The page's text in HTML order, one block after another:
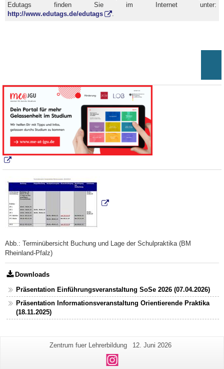
Edutags finden Sie im Internet unter:
http://www.edutags.de/edutags
Abb.: Terminübersicht Buchung und Lage der Schulpraktika (BM
Rheinland-Pfalz)
Downloads
Präsentation Einführungsveranstaltung SoSe 2026 (07.04.2026)
Präsentation Informationsveranstaltung Orientierende Praktika
(18.11.2025)
Zusätzliche
Informationen
zu
Seiten-
Zentrum fuer Lehrerbildung
Letzte
12. Juni 2026
Instagram